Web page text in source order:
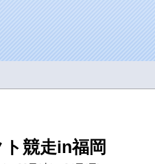
競走in福岡